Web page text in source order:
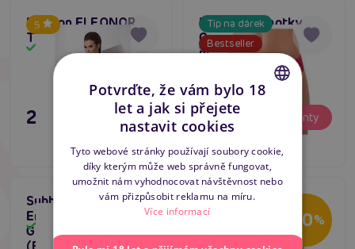
5
Passion ELEONOR
Thong bílé kalhotky
Skladem
295 Kč Varianty
Tip na dárek
Bestseller
Dámské kalhotky
Cottelli krajkové s
mašličkou červené
Skladem
295 Kč Varianty
Subblime Flower
Embroidered Bra And
Garter Belt Set
Poslední šance
5
-20%
Passion OTILLA
Thong červené
kalhotky
ENGLISH
Potvrďte, že vám bylo 18
let a jak si přejete
nastavit cookies
Tyto webové stránky používají soubory cookie,
díky kterým může web správně fungovat,
umožnit nám vyhodnocovat návštěvnost nebo
vám přizpůsobit reklamu na míru.
Více informací